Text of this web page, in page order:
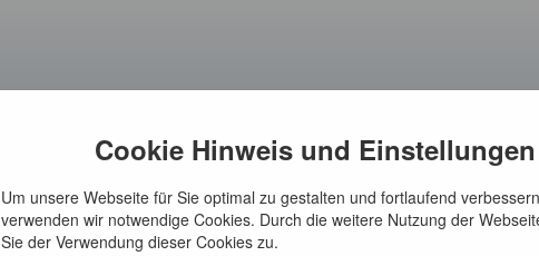
Cookie Hinweis und Einstellungen
Um unsere Webseite für Sie optimal zu gestalten und fortlaufend
verwenden wir notwendige Cookies. Durch die weitere Nutzung der
Sie der Verwendung dieser Cookies zu.